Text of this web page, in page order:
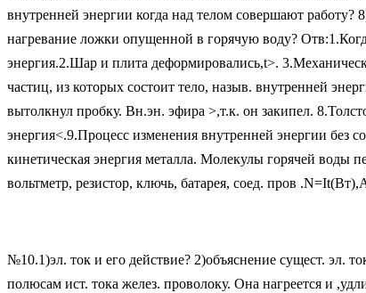
внутренней энергии когда над телом совершают
нагревание ложки опущенной в горячую воду?
энергия.2.Шар и плита деформировались,t>.
частиц, из которых состоит тело, назыв. внутренней
вытолкнул пробку. Вн.эн. эфира >,т.к. он закипел.
энергия<.9.Процесс изменения внутренней энергии без
кинетическая энергия металла. Молекулы горячей воды
вольтметр, резистор, ключь, батарея, соед. пров
№10.1)эл. ток и его действие? 2)объяснение сущест. эл.
полюсам ист. тока желез. проволоку. Она нагреется и